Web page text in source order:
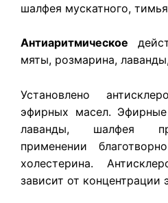
шалфея мускатного,
Антиаритмическое
мяты, розмарина,
Установлено
эфирных масел.
лаванды, шалфея
применении
холестерина.
зависит от концентрации